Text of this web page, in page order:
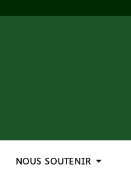
NOUS SOUTENIR